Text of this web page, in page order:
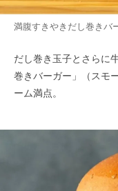
満腹すきやきだし巻きバ
だし巻き玉子とさらに
巻きバーガー」（スモ
ーム満点。